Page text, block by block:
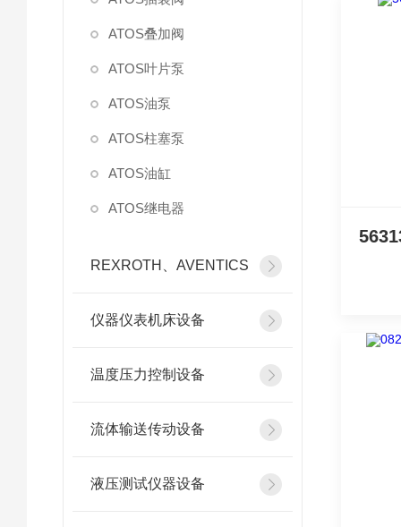
ATOS叠加阀
ATOS叶片泵
ATOS油泵
ATOS柱塞泵
ATOS油缸
ATOS继电器
REXROTH、AVENTICS
仪器仪表机床设备
温度压力控制设备
流体输送传动设备
液压测试仪器设备